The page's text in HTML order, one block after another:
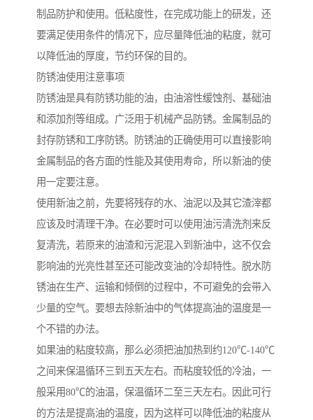
制品防护和使用。低粘度性，在完成功能上的研发，还
要满足使用条件的情况下，应尽量降低油的粘度，就可
以降低油的厚度，节约环保的目的。
防锈油使用注意事项
防锈油是具有防锈功能的油，由油溶性缓蚀剂、基础油
和添加剂等组成。广泛用于机械产品防锈。金属制品的
封存防锈和工序防锈。防锈油的正确使用可以直接影响
金属制品的各方面的性能及其使用寿命，所以新油的使
用一定要注意。
使用新油之前，先要将残存的水、油泥以及其它渣滓都
应该及时清理干净。在必要时可以使用油污清洗剂来反
复清洗，若原来的油渣和污泥混入到新油中，这不仅会
影响油的光亮性甚至还可能改变油的冷却特性。脱水防
锈油在生产、运输和倾倒的过程中，不可避免的会带入
少量的空气。要想去除新油中的气体提高油的温度是一
个不错的办法。
如果油的粘度较高，那么必须把油加热到约120℃-140℃
之间来保温循环三到五天左右。而粘度较低的冷油，一
般采用80℃的油温，保温循环二至三天左右。因此可行
的方法是提高油的温度，因为这样可以降低油的粘度从